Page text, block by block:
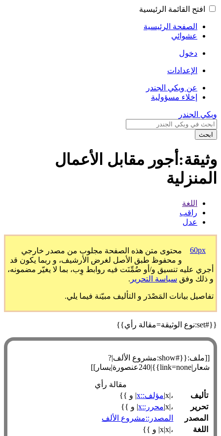
افتح القائمة الرئيسية
الصفحة الرئيسية
عشوائي
دخول
الإعدادات
عن ويكي الجندر
إخلاء مسؤولية
ويكي الجندر
ابحث
وثيقة:أجور مقابل الأعمال
المنزلية
اللغة
راقب
عدل
60px
محتوى متن هذه الصفحة مجلوب من مصدر خارجي
و محفوظ طبق الأصل لغرض الأرشيف، و ربما يكون قد
أجري عليه تنسيق و/أو ضُمِّنَت فيه روابط وِب، بما لا يغيّر مضمونه،
و ذلك وفق سياسة التحرير .
تفاصيل بيانات المَصْدَر و التأليف مبيّنة فيما يلي.
{{#set:نوع الوثيقة=مقالة رأي}}
[[ملف:{{#show:مشروع الألف|?
شعار|link=none}}|240عنصورة|يسار]]
مقالة رأي
تأليف
،|x| مؤلف::x | و }}
تحرير
،|x| محرر::x | و }}
المصدر
المصدر::مشروع الألف
اللغة
،|x|x| و }}